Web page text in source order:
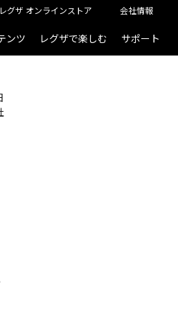
レグザ オンラインストア 会社情報
ンツ レグザで楽しむ サポート